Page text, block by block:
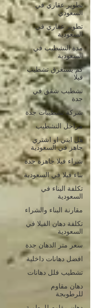
تطوير عقاري في
السعودي
تطوير عقاري في
السعودية
مدة التشطيب في
السعودية
كم يستغرق تشطيب
فيلا
تشطيب شقق في
جدة
شركة تشطيبات جدة
مراحل التشطيب
هل ابني او اشتري
جاهز في السعودية
شراء فيلا جاهزة جدة
بناء فيلا في السعودية
تكلفة البناء في
السعودية
مقارنة البناء والشراء
تكلفة دهان الفيلا في
السعودية
سعر متر الدهان جدة
افضل دهانات داخلية
تشطيب فلل دهانات
دهان مقاوم
للرطوبجة